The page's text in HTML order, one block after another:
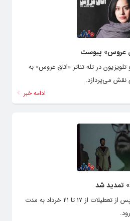
عروس» پیوست
و تلویزیون در تله تئاتر «اتاق عروس» به
نقش می‌پردازد.
ادامه خبر
تمدید شد
اجرای «شب / خارجی / یرما» پس از تعطیلات از ۱۷ تا ۲۱ خرداد به مدت